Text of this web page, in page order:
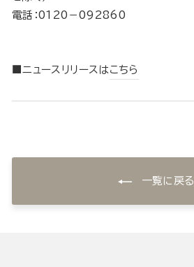
電話：0120－092860
■ニュースリリースは こちら
一覧に戻る